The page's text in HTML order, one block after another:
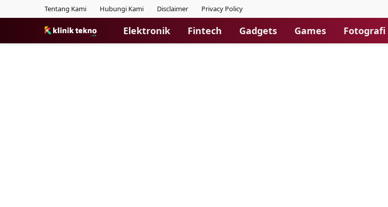
Tentang Kami Hubungi Kami Disclaimer Privacy Policy
Elektronik Fintech Gadgets Games Fotografi